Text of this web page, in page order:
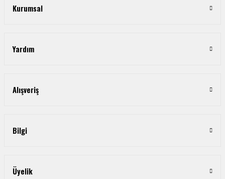
Kurumsal
Yardım
Alışveriş
Bilgi
Üyelik